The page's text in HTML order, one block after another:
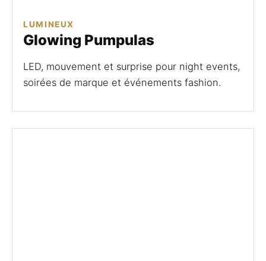
LUMINEUX
Glowing Pumpulas
LED, mouvement et surprise pour night events,
soirées de marque et événements fashion.